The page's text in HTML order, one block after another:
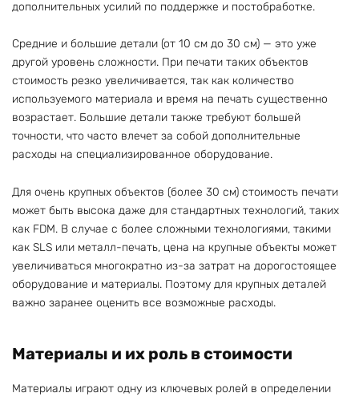
дополнительных усилий по поддержке и постобработке.
Средние и большие детали (от 10 см до 30 см) — это уже
другой уровень сложности. При печати таких объектов
стоимость резко увеличивается, так как количество
используемого материала и время на печать существенно
возрастает. Большие детали также требуют большей
точности, что часто влечет за собой дополнительные
расходы на специализированное оборудование.
Для очень крупных объектов (более 30 см) стоимость печати
может быть высока даже для стандартных технологий, таких
как FDM. В случае с более сложными технологиями, такими
как SLS или металл-печать, цена на крупные объекты может
увеличиваться многократно из-за затрат на дорогостоящее
оборудование и материалы. Поэтому для крупных деталей
важно заранее оценить все возможные расходы.
Материалы и их роль в стоимости
Материалы играют одну из ключевых ролей в определении